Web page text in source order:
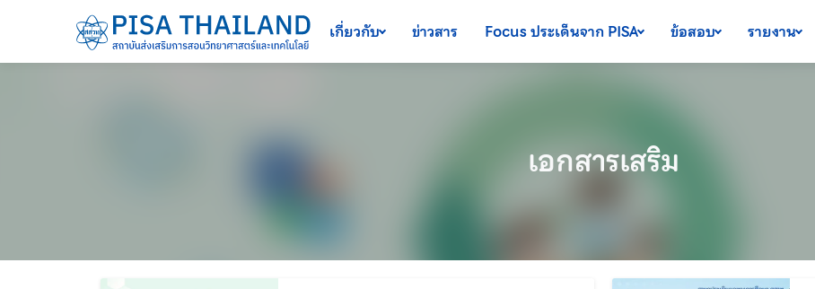
ข้ามไปยังเนื้อหาหลัก
เกี่ยวกับ
ข่าวสาร Focus ประเด็นจาก PISA ข้อสอบ รายงาน
เอกสารเสริม